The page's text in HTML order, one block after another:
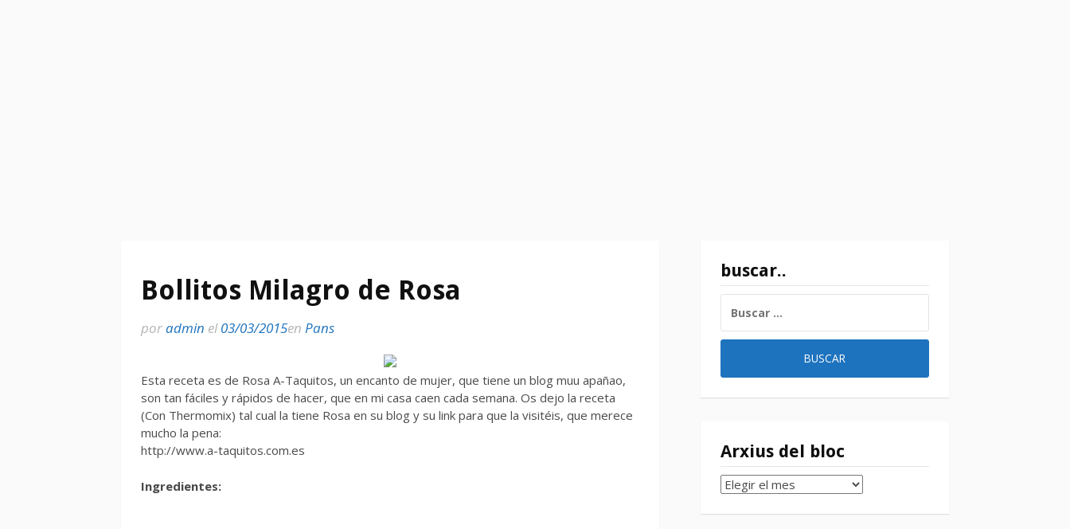
Bollitos Milagro de Rosa
poradmin el03/03/2015en Pans
Esta receta es de Rosa A-Taquitos, un encanto de mujer, que tiene un blog muu apañao,
son tan fáciles y rápidos de hacer, que en mi casa caen cada semana. Os dejo la receta
(Con Thermomix) tal cual la tiene Rosa en su blog y su link para que la visitéis, que merece
mucho la pena:
http://www.a-taquitos.com.es
Ingredientes:
buscar..
Arxius del bloc
Arxius
bloc